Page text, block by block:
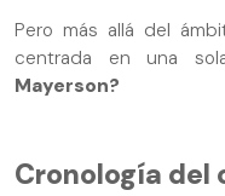
Pero más allá del
centrada en una
Mayerson?
Cronología del